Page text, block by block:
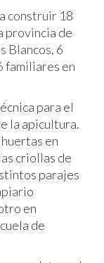
construir 18
provincia de
Blancos, 6
familiares en
para el
la apicultura.
en
criollas de
parajes
en
de